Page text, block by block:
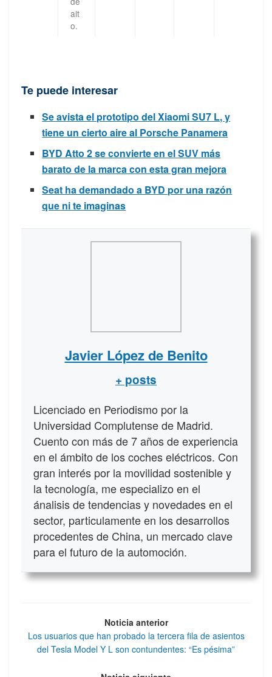
alt
o.
Te puede interesar
Se avista el prototipo del Xiaomi SU7 L, y
tiene un cierto aire al Porsche Panamera
BYD Atto 2 se convierte en el SUV más
barato de la marca con esta gran mejora
Seat ha demandado a BYD por una razón
que ni te imaginas
Javier López de Benito
+ posts
Licenciado en Periodismo por la
Universidad Complutense de Madrid.
Cuento con más de 7 años de experiencia
en el ámbito de los coches eléctricos. Con
gran interés por la movilidad sostenible y
la tecnología, me especializo en el
ánalisis de tendencias y novedades en el
sector, particulamente en los desarrollos
procedentes de China, un mercado clave
para el futuro de la automoción.
Noticia anterior
Los usuarios que han probado la tercera fila de asientos
del Tesla Model Y L son contundentes: “Es pésima”